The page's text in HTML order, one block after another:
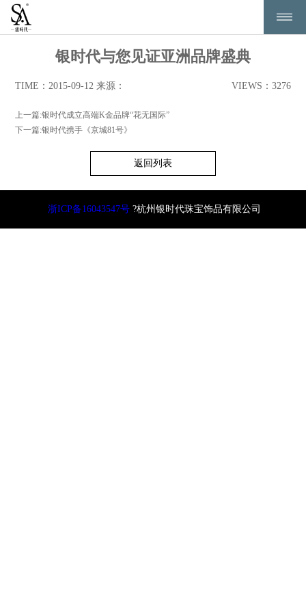
银时代与您见证亚洲品牌盛典
TIME：2015-09-12 来源： VIEWS：3276
上一篇:银时代成立高端K金品牌“花无国际”
下一篇:银时代携手《京城81号》
返回列表
浙ICP备16043547号 ?杭州银时代珠宝饰品有限公司